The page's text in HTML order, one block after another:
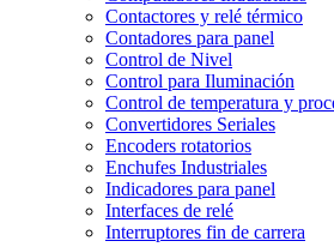
Contactores y relé térmico
Contadores para panel
Control de Nivel
Control para Iluminación
Control de temperatura y
Convertidores Seriales
Encoders rotatorios
Enchufes Industriales
Indicadores para panel
Interfaces de relé
Interruptores fin de carrera